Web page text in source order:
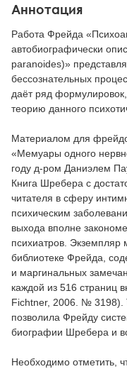
Аннотация
Работа Фрейда
автобиографически
paranoides)»
бессознательных
даёт ряд
теорию данного
Материалом для
«Мемуары одного
году д-ром Даниэлем
Книга Шребера с
читателя в сферу
психическим
выхода вполне
психиатров.
библиотеке Фрейда,
и маргинальных
каждой из 516 страниц
Fichtner, 2006. № 3198).
позволила Фрейду
биографии Шребера и
Необходимо отметить,